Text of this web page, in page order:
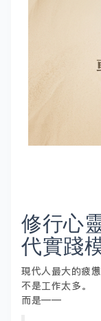
修行心
代實踐
現代人最大的疲憊
不是工作太多。
而是——